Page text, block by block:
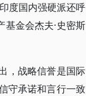
度国内强硬派还呼
金会杰夫·史密斯
，战略信誉是国际
守承诺和言行一致